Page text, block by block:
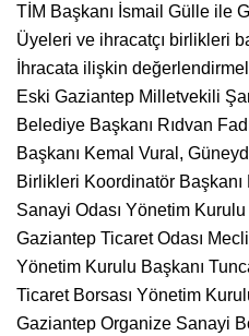
TİM Başkanı İsmail Gülle ile
Üyeleri ve ihracatçı birlikleri
İhracata ilişkin
Eski Gaziantep Milletvekili
Belediye Başkanı Rıdvan
Başkanı Kemal Vural,
Birlikleri Koordinatör
Sanayi Odası Yönetim
Gaziantep Ticaret Odası
Yönetim Kurulu Başkanı
Ticaret Borsası Yönetim
Gaziantep Organize Sanayi